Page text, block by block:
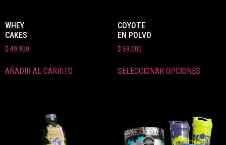
WHEY
CAKES
$ 49.900
AÑADIR AL CARRITO
COYOTE
EN POLVO
$ 59.000
SELECCIONAR OPCIONES